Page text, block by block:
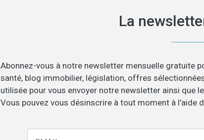
La
Abonnez-vous à notre newsletter mensuelle gratuite
santé, blog immobilier, législation, offres
utilisée pour vous envoyer notre newsletter ainsi que
Vous pouvez vous désinscrire à tout moment à l'aide